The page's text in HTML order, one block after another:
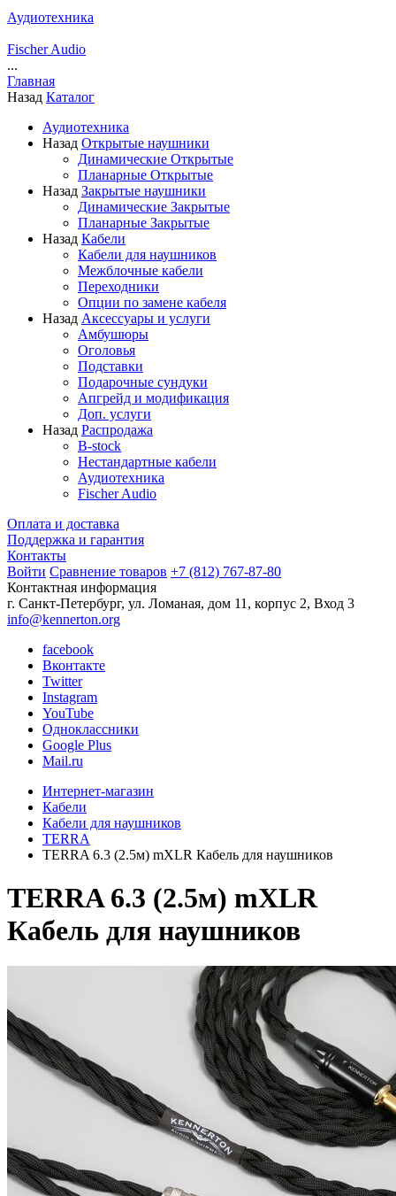
Аудиотехника
Fischer Audio
...
Главная
Назад Каталог
Аудиотехника
Назад Открытые наушники
Динамические Открытые
Планарные Открытые
Назад Закрытые наушники
Динамические Закрытые
Планарные Закрытые
Назад Кабели
Кабели для наушников
Межблочные кабели
Переходники
Опции по замене кабеля
Назад Аксессуары и услуги
Амбушюры
Оголовья
Подставки
Подарочные сундуки
Апгрейд и модификация
Доп. услуги
Назад Распродажа
B-stock
Нестандартные кабели
Аудиотехника
Fischer Audio
Оплата и доставка
Поддержка и гарантия
Контакты
Войти Сравнение товаров +7 (812) 767-87-80
Контактная информация
г. Санкт-Петербург, ул. Ломаная, дом 11, корпус 2, Вход 3
info@kennerton.org
facebook
Вконтакте
Twitter
Instagram
YouTube
Одноклассники
Google Plus
Mail.ru
Интернет-магазин
Кабели
Кабели для наушников
TERRA
TERRA 6.3 (2.5м) mXLR Кабель для наушников
TERRA 6.3 (2.5м) mXLR
Кабель для наушников